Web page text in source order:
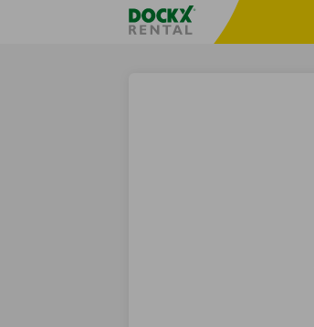
Taalselectie overslaanFratello DEMO